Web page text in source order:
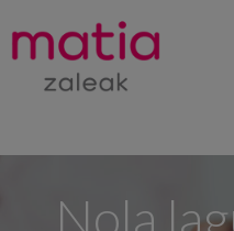
Nola